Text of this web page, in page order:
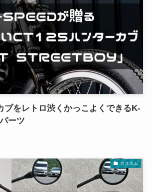
ブをレトロ渋くかっこよくできるK-
ーツ
カスタム